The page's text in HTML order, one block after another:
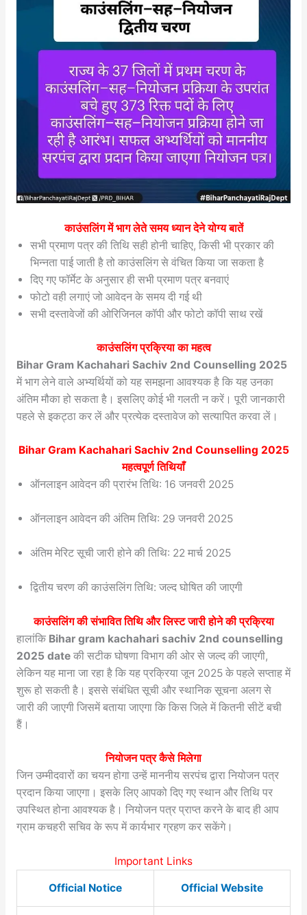
काउंसलिंग में भाग लेते समय ध्यान देने योग्य बातें
सभी प्रमाण पत्र की तिथि सही होनी चाहिए, किसी भी प्रकार की
भिन्नता पाई जाती है तो काउंसलिंग से वंचित किया जा सकता है
दिए गए फॉर्मेट के अनुसार ही सभी प्रमाण पत्र बनवाएं
फोटो वही लगाएं जो आवेदन के समय दी गई थी
सभी दस्तावेजों की ओरिजिनल कॉपी और फोटो कॉपी साथ रखें
काउंसलिंग प्रक्रिया का महत्व
Bihar Gram Kachahari Sachiv 2nd Counselling 2025
में भाग लेने वाले अभ्यर्थियों को यह समझना आवश्यक है कि यह उनका
अंतिम मौका हो सकता है। इसलिए कोई भी गलती न करें। पूरी जानकारी
पहले से इकट्ठा कर लें और प्रत्येक दस्तावेज को सत्यापित करवा लें।
Bihar Gram Kachahari Sachiv 2nd Counselling 2025
महत्वपूर्ण तिथियाँ
ऑनलाइन आवेदन की प्रारंभ तिथि: 16 जनवरी 2025
ऑनलाइन आवेदन की अंतिम तिथि: 29 जनवरी 2025
अंतिम मेरिट सूची जारी होने की तिथि: 22 मार्च 2025
द्वितीय चरण की काउंसलिंग तिथि: जल्द घोषित की जाएगी
काउंसलिंग की संभावित तिथि और लिस्ट जारी होने की प्रक्रिया
हालांकि Bihar gram kachahari sachiv 2nd counselling
2025 dateकी सटीक घोषणा विभाग की ओर से जल्द की जाएगी,
लेकिन यह माना जा रहा है कि यह प्रक्रिया जून 2025 के पहले सप्ताह में
शुरू हो सकती है। इससे संबंधित सूची और स्थानिक सूचना अलग से
जारी की जाएगी जिसमें बताया जाएगा कि किस जिले में कितनी सीटें बची
हैं।
नियोजन पत्र कैसे मिलेगा
जिन उम्मीदवारों का चयन होगा उन्हें माननीय सरपंच द्वारा नियोजन पत्र
प्रदान किया जाएगा। इसके लिए आपको दिए गए स्थान और तिथि पर
उपस्थित होना आवश्यक है। नियोजन पत्र प्राप्त करने के बाद ही आप
ग्राम कचहरी सचिव के रूप में कार्यभार ग्रहण कर सकेंगे।
Important Links
Official Notice Official Website